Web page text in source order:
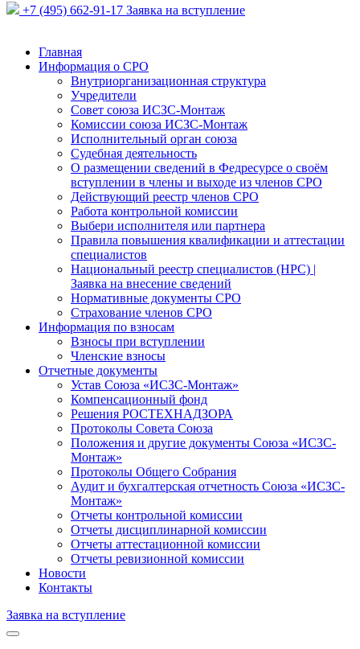
+7 (495) 662-91-17 Заявка на вступление
Главная
Информация о СРО
Внутриорганизационная структура
Учредители
Совет союза ИСЗС-Монтаж
Комиссии союза ИСЗС-Монтаж
Исполнительный орган союза
Судебная деятельность
О размещении сведений в Федресурсе о своём
вступлении в члены и выходе из членов СРО
Действующий реестр членов СРО
Работа контрольной комиссии
Выбери исполнителя или партнера
Правила повышения квалификации и аттестации
специалистов
Национальный реестр специалистов (НРС) |
Заявка на внесение сведений
Нормативные документы СРО
Страхование членов СРО
Информация по взносам
Взносы при вступлении
Членские взносы
Отчетные документы
Устав Союза «ИСЗС-Монтаж»
Компенсационный фонд
Решения РОСТЕХНАДЗОРА
Протоколы Совета Союза
Положения и другие документы Союза «ИСЗС-
Монтаж»
Протоколы Общего Собрания
Аудит и бухгалтерская отчетность Союза «ИСЗС-
Монтаж»
Отчеты контрольной комиссии
Отчеты дисциплинарной комиссии
Отчеты аттестационной комиссии
Отчеты ревизионной комиссии
Новости
Контакты
Заявка на вступление